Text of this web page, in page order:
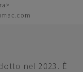
nel 2023. È